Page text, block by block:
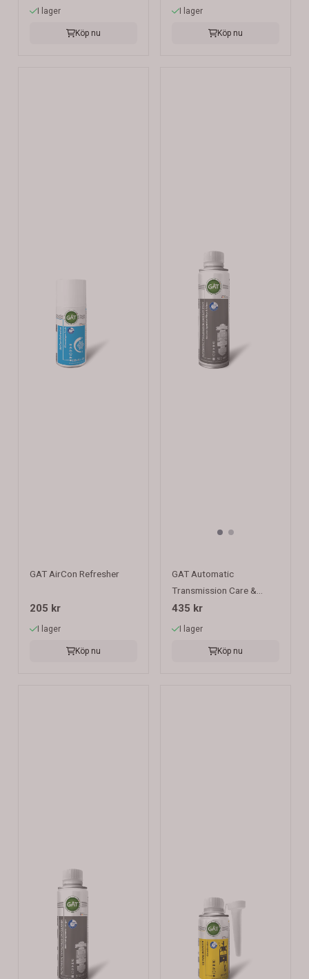
I lager
Köp nu
I lager
Köp nu
GAT AirCon Refresher
205 kr
I lager
Köp nu
GAT Automatic
Transmission Care &
Protect
435 kr
I lager
Köp nu